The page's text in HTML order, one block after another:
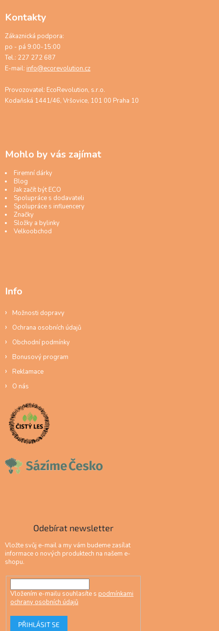
Kontakty
Zákaznická podpora:
po - pá 9:00-15:00
Tel.: 227 272 687
E-mail: info@ecorevolution.cz
Provozovatel: EcoRevolution, s.r.o.
Kodaňská 1441/46, Vršovice, 101 00 Praha 10
Mohlo by vás zajímat
Firemní dárky
Blog
Jak začít být ECO
Spolupráce s dodavateli
Spolupráce s influencery
Značky
Složky a bylinky
Velkoobchod
Info
Možnosti dopravy
Ochrana osobních údajů
Obchodní podmínky
Bonusový program
Reklamace
O nás
Odebírat newsletter
Vložte svůj e-mail a my vám budeme zasílat
informace o nových produktech na našem e-
shopu.
Vložením e-mailu souhlasíte s podmínkami
ochrany osobních údajů
PŘIHLÁSIT SE